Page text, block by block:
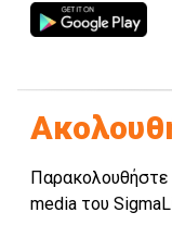
Παρακολουθήστε
media του